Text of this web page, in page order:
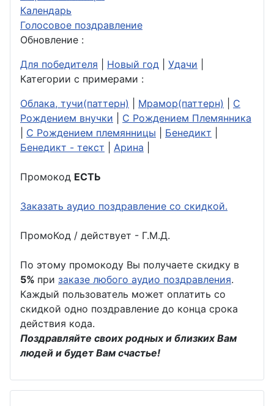
Календарь
Голосовое поздравление
Обновление :
Для победителя
Новый год Удачи
Категории с примерами :
Облака, тучи(паттерн)
Мрамор(паттерн)
С
Рождением внучки
С Рождением Племянника
С Рождением племянницы Бенедикт
Бенедикт - текст
Арина
Промокод ЕСТЬ
Заказать аудио поздравление со скидкой.
ПромоКод / действует - Г.М.Д.
По этому промокоду Вы получаете скидку в
5% при заказе любого аудио поздравления.
Каждый пользователь может оплатить со
скидкой одно поздравление до конца срока
действия кода.
Поздравляйте своих родных и близких Вам
людей и будет Вам счастье!